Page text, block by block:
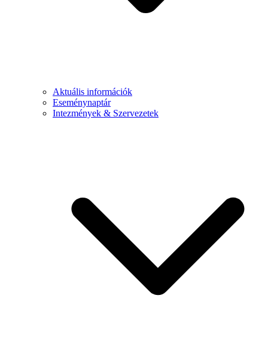
Aktuális információk
Eseménynaptár
Intezmények & Szervezetek